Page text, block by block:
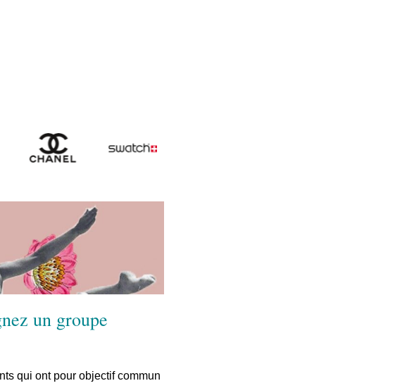
un groupe
qui ont pour objectif commun